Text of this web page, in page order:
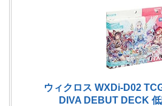
ウィクロス WXDi-D02
DIVA DEBUT DECK